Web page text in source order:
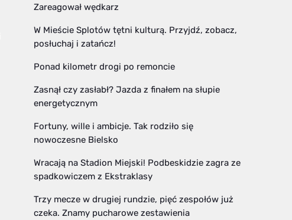
Zareagował wędkarz
W Mieście Splotów tętni kulturą. Przyjdź, zobacz,
posłuchaj i zatańcz!
Ponad kilometr drogi po remoncie
Zasnął czy zasłabł? Jazda z finałem na słupie
energetycznym
Fortuny, wille i ambicje. Tak rodziło się
nowoczesne Bielsko
Wracają na Stadion Miejski! Podbeskidzie zagra ze
spadkowiczem z Ekstraklasy
Trzy mecze w drugiej rundzie, pięć zespołów już
czeka. Znamy pucharowe zestawienia